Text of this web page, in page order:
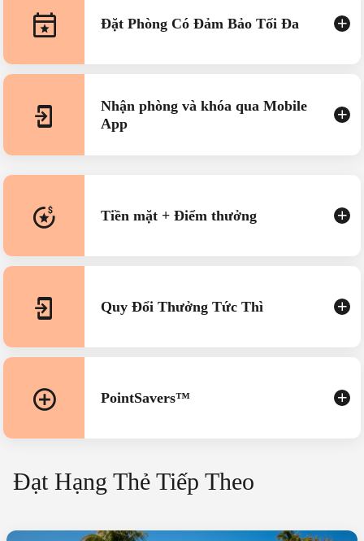
Đặt Phòng Có Đảm Bảo Tối Đa
Nhận phòng và khóa qua Mobile
App
Tiền mặt + Điểm thưởng
Quy Đổi Thưởng Tức Thì
PointSavers™
Đạt Hạng Thẻ Tiếp Theo